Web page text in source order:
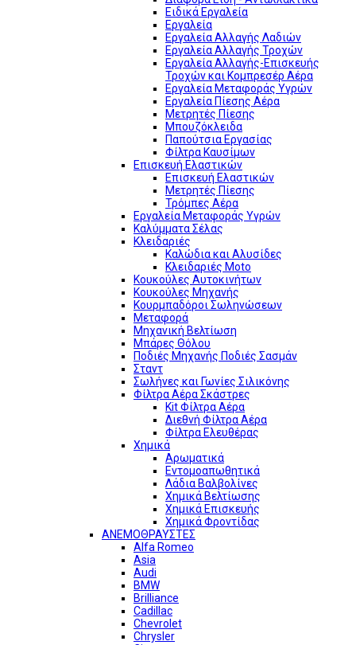
Ειδικά Εργαλεία
Εργαλεία
Εργαλεία Αλλαγής Λαδιών
Εργαλεία Αλλαγής Τροχών
Εργαλεία Αλλαγής-Επισκευής
Τροχών και Κομπρεσέρ Αέρα
Εργαλεία Μεταφοράς Υγρών
Εργαλεία Πίεσης Αέρα
Μετρητές Πίεσης
Μπουζόκλειδα
Παπούτσια Εργασίας
Φίλτρα Καυσίμων
Επισκευή Ελαστικών
Επισκευή Ελαστικών
Μετρητές Πίεσης
Τρόμπες Αέρα
Εργαλεία Μεταφοράς Υγρών
Καλύμματα Σέλας
Κλειδαριές
Καλώδια και Αλυσίδες
Κλειδαριές Moto
Κουκούλες Αυτοκινήτων
Κουκούλες Μηχανής
Κουρμπαδόροι Σωληνώσεων
Μεταφορά
Μηχανική Βελτίωση
Μπάρες Θόλου
Ποδιές Μηχανής Ποδιές Σασμάν
Σταντ
Σωλήνες και Γωνίες Σιλικόνης
Φίλτρα Αέρα Σκάστρες
Kit Φίλτρα Αέρα
Διεθνή Φίλτρα Αέρα
Φίλτρα Ελευθέρας
Χημικά
Αρωματικά
Εντομοαπωθητικά
Λάδια Βαλβολίνες
Χημικά Βελτίωσης
Χημικά Επισκευής
Χημικά Φροντίδας
ΑΝΕΜΟΘΡΑΥΣΤΕΣ
Alfa Romeo
Asia
Audi
BMW
Brilliance
Cadillac
Chevrolet
Chrysler